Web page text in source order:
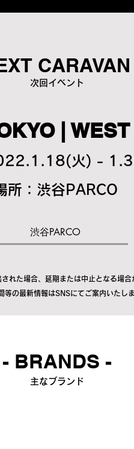
次回イベント
| WEST
火) -
所：渋谷PARCO
渋谷PARCO
れた場合、延期または中止となる場合
等の最新情報はSNSにてご案内いたしま
- BRANDS -
主なブランド